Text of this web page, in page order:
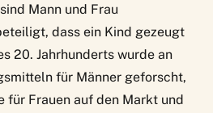
Mann und Frau
dass ein Kind gezeugt
20. Jahrhunderts wurde an
für Männer geforscht,
für Frauen auf den Markt und